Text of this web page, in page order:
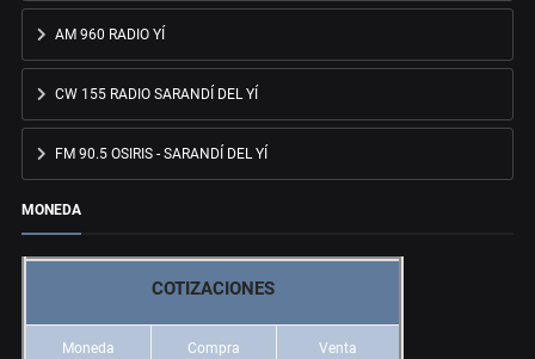
AM 960 RADIO YÍ
CW 155 RADIO SARANDÍ DEL YÍ
FM 90.5 OSIRIS - SARANDÍ DEL YÍ
MONEDA
COTIZACIONES
Moneda Compra Venta